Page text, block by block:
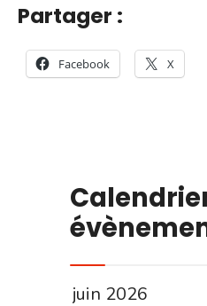
Partager :
Facebook X